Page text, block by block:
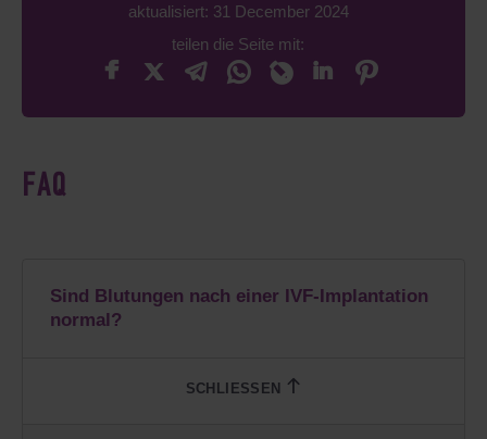
aktualisiert: 31 December 2024
teilen die Seite mit:
FAQ
Sind Blutungen nach einer IVF-Implantation
normal?